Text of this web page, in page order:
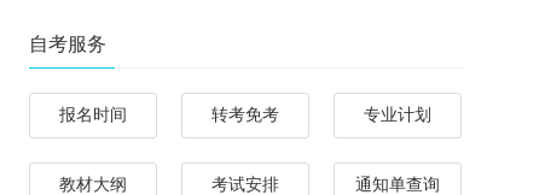
自考服务
报名时间 转考免考 专业计划
教材大纲 考试安排 通知单查询